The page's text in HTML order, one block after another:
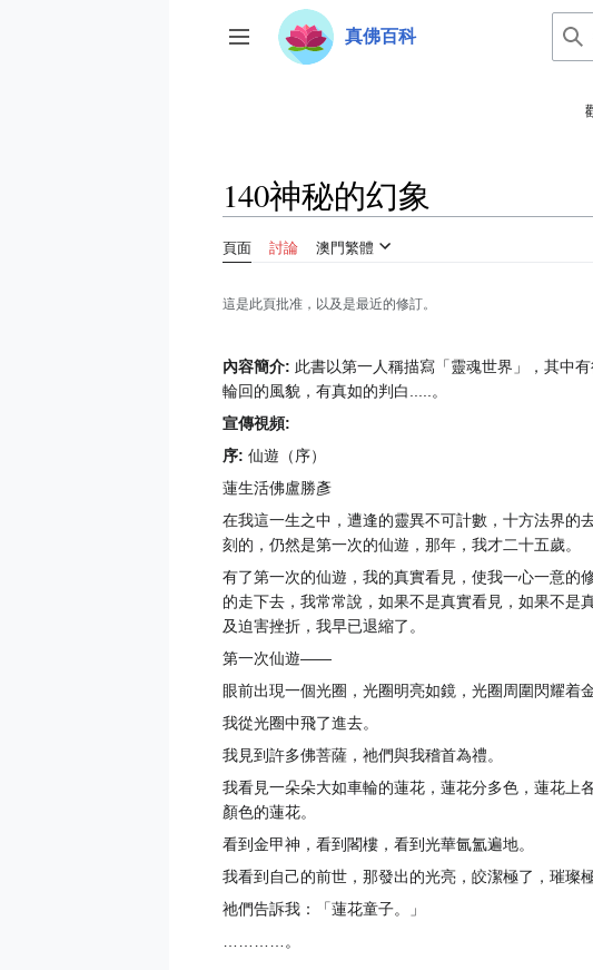
至切換側欄
真佛百科
140神秘的幻象
頁面 討論 澳門繁體
這是此頁批准，以及是最近的修訂。
內容簡介: 此書以第一人稱描寫「靈魂世界」，其中
輪回的風貌，有真如的判白.....。
宣傳視頻:
序: 仙遊（序）
蓮生活佛盧勝彥
在我這一生之中，遭逢的靈異不可計數，十方法界的
刻的，仍然是第一次的仙遊，那年，我才二十五歲。
有了第一次的仙遊，我的真實看見，使我一心一意的
的走下去，我常常說，如果不是真實看見，如果不是
及迫害挫折，我早已退縮了。
第一次仙遊——
眼前出現一個光圈，光圈明亮如鏡，光圈周圍閃耀着
我從光圈中飛了進去。
我見到許多佛菩薩，祂們與我稽首為禮。
我看見一朵朵大如車輪的蓮花，蓮花分多色，蓮花上
顏色的蓮花。
看到金甲神，看到閣樓，看到光華氤氳遍地。
我看到自己的前世，那發出的光亮，皎潔極了，璀璨
祂們告訴我：「蓮花童子。」
…………。